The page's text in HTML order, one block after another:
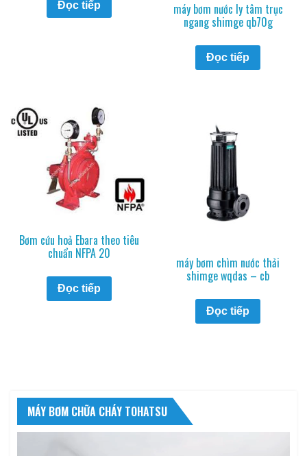
Đọc tiếp máy bơm nước ly tâm trục
ngang shimge qb70g
Đọc tiếp
Bơm cứu hoả Ebara theo tiêu
chuẩn NFPA 20
Đọc tiếp
máy bơm chìm nước thải
shimge wqdas – cb
Đọc tiếp
MÁY BƠM CHỮA CHÁY TOHATSU